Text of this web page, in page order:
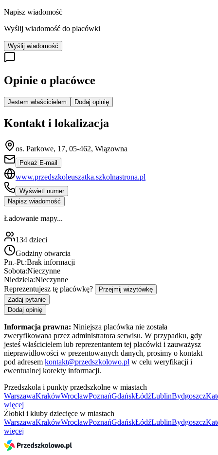
Napisz wiadomość
Wyślij wiadomość do placówki
Wyślij wiadomość
Opinie o placówce
Jestem właścicielem Dodaj opinię
Kontakt i lokalizacja
os. Parkowe, 17, 05-462, Wiązowna
Pokaż E-mail
www.przedszkoleuszatka.szkolnastrona.pl
Wyświetl numer
Napisz wiadomość
Ładowanie mapy...
134 dzieci
Godziny otwarcia
Pn.-Pt.:Brak informacji
Sobota:Nieczynne
Niedziela:Nieczynne
Reprezentujesz tę placówkę?
Przejmij wizytówkę
Zadaj pytanie
Dodaj opinię
Informacja prawna: Niniejsza placówka nie została
zweryfikowana przez administratora serwisu. W przypadku, gdy
jesteś właścicielem lub reprezentantem tej placówki i zauważysz
nieprawidłowości w prezentowanych danych, prosimy o kontakt
pod adresem kontakt@przedszkolowo.pl w celu weryfikacji i
ewentualnej korekty informacji.
Przedszkola i punkty przedszkolne w miastach
WarszawaKrakówWrocławPoznańGdańskŁódźLublinBydgoszcz
więcej
Żłobki i kluby dziecięce w miastach
WarszawaKrakówWrocławPoznańGdańskŁódźLublinBydgoszcz
więcej